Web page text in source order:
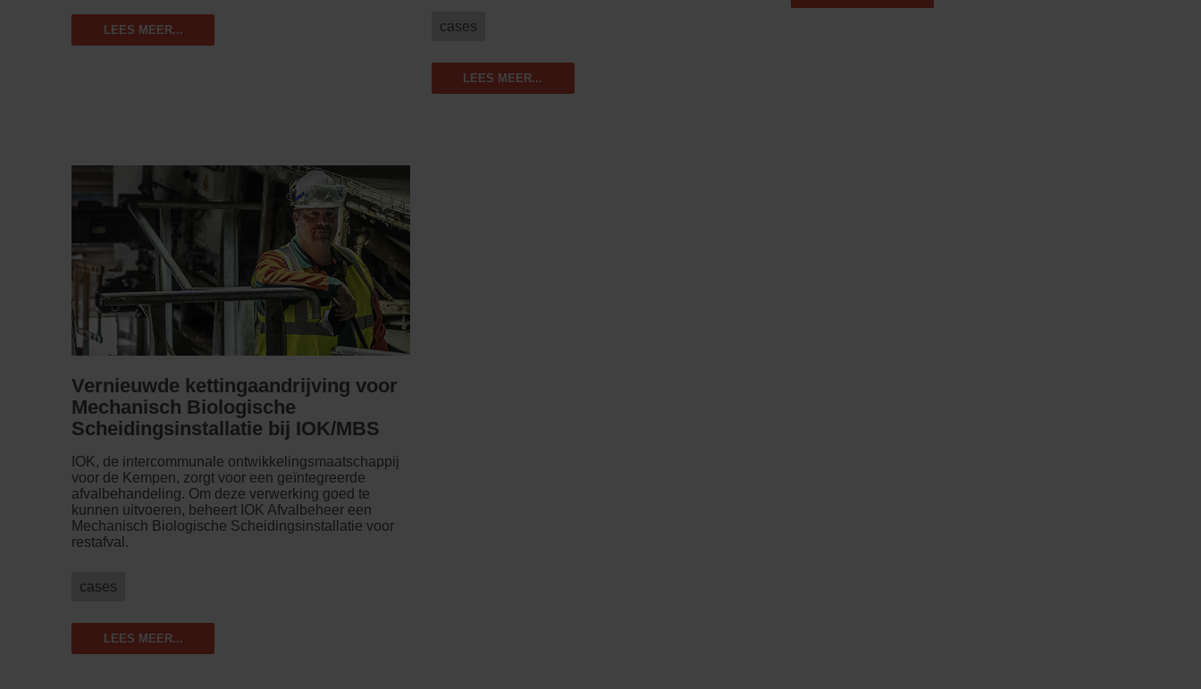
LEES MEER... cases
LEES MEER...
Vernieuwde ketting­aandrijving voor
Mechanisch Biologische
Scheidings­installatie bij IOK/MBS
IOK, de intercommunale ontwikkelings­maatschappij
voor de Kempen, zorgt voor een geïntegreerde
afvalbehandeling. Om deze verwerking goed te
kunnen uit­voeren, beheert IOK Afvalbeheer een
Mechanisch Biologische Scheidings­installatie voor
restafval.
cases
LEES MEER...